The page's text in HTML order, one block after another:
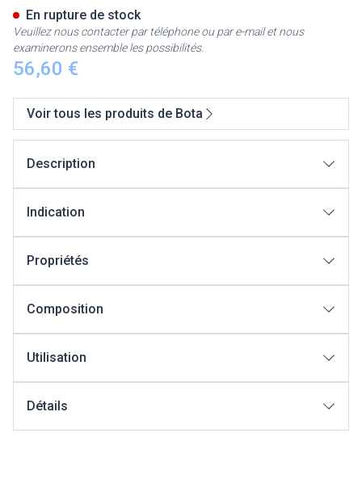
56,60 €
En rupture de stock
Veuillez nous contacter par téléphone ou par e-mail et nous
examinerons ensemble les possibilités.
Voir tous les produits de Bota
Description
Indication
Propriétés
Composition
Utilisation
Détails